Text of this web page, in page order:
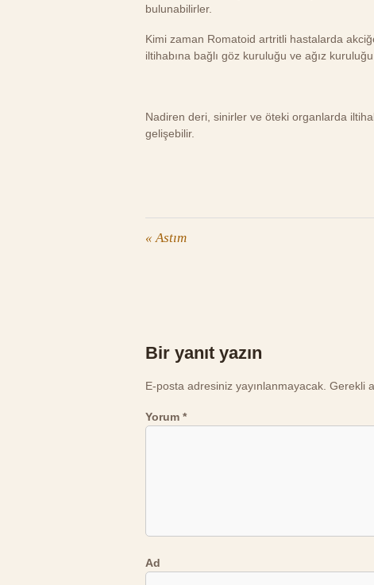
bulunabilirler.
Kimi zaman Romatoid artritli hastalarda
iltihabına bağlı göz kuruluğu ve ağız
Nadiren deri, sinirler ve öteki organlarda
gelişebilir.
« Astım
Bir yanıt yazın
E-posta adresiniz yayınlanmayacak. Gerekli
Yorum *
Ad